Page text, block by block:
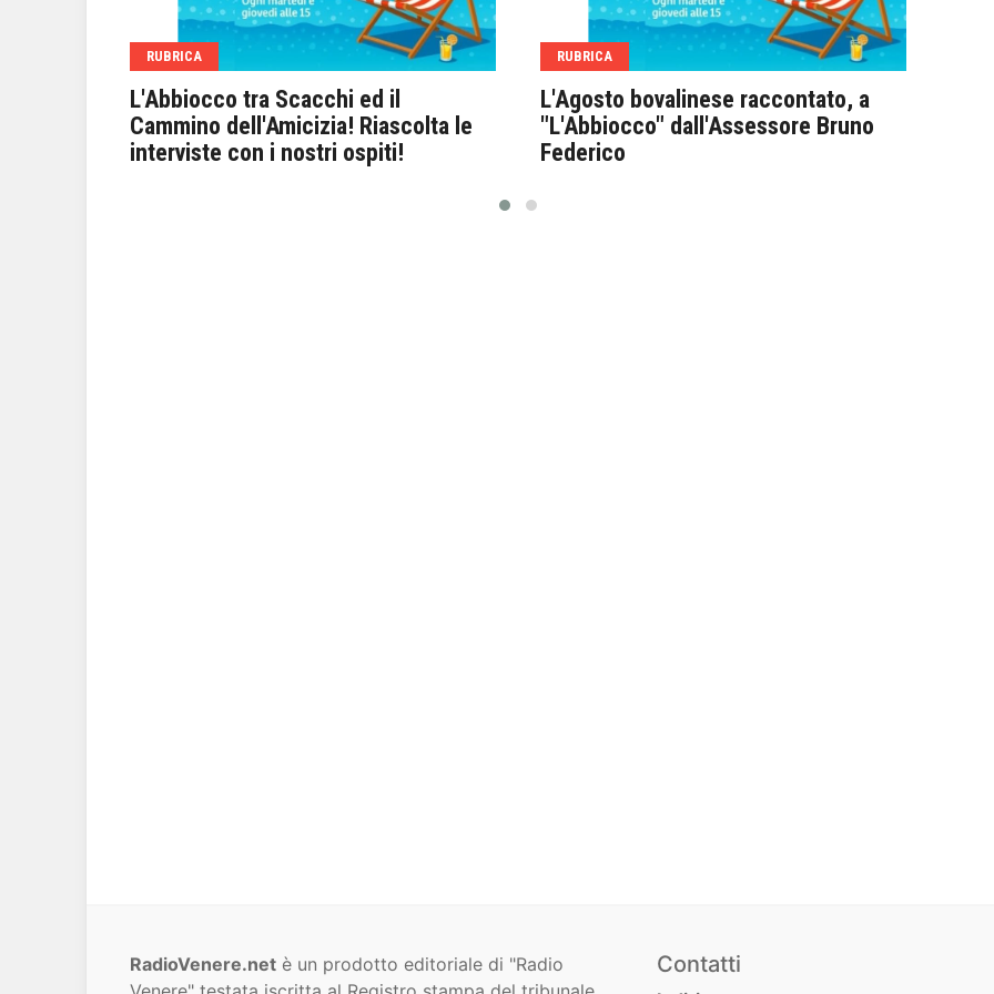
RUBRICA
L'Abbiocco tra Scacchi ed il
Cammino dell'Amicizia! Riascolta le
interviste con i nostri ospiti!
RUBRICA
L'Agosto bovalinese raccontato, a
"L'Abbiocco" dall'Assessore Bruno
Federico
RadioVenere.net è un prodotto editoriale di "Radio
Contatti